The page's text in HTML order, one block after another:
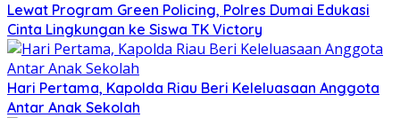
Lewat Program Green Policing, Polres Dumai Edukasi
Cinta Lingkungan ke Siswa TK Victory
Hari Pertama, Kapolda Riau Beri Keleluasaan Anggota
Antar Anak Sekolah